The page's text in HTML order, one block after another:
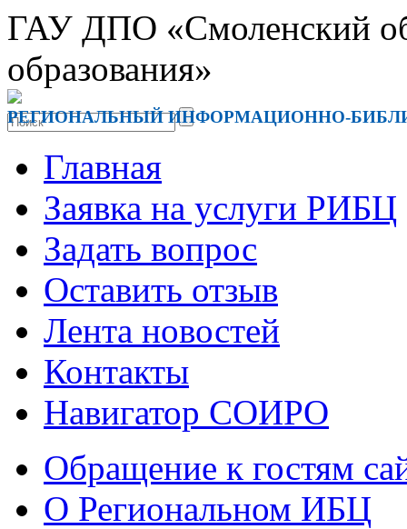
ГАУ ДПО «Смоленский
образования»
РЕГИОНАЛЬНЫЙ ИНФОРМАЦИОННО-
Главная
Заявка на услуги РИБЦ
Задать вопрос
Оставить отзыв
Лента новостей
Контакты
Навигатор СОИРО
Обращение к гостям
О Региональном ИБЦ